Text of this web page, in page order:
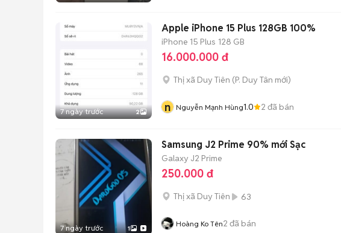
7 ngày trước 2
Apple iPhone 15 Plus 128GB 100%
iPhone 15 Plus 128 GB
16.000.000 đ
Thị xã Duy Tiên (P. Duy Tân mới)
n Nguyễn Mạnh Hùng1.0 2 đã bán
7 ngày trước 1
Samsung J2 Prime 90% mới Sạc
Galaxy J2 Prime
250.000 đ
Thị xã Duy Tiên 63
Hoàng Ko Tên2 đã bán